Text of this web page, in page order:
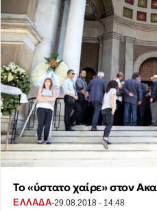
Το «ύστατο χαίρε» στον
ΕΛΛΑΔΑ·29.08.2018 - 14:48